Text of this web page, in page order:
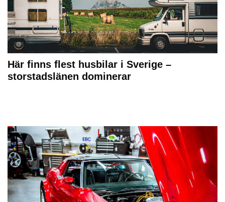
Här finns flest husbilar i Sverige –
storstadslänen dominerar